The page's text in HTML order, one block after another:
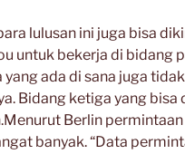
lulusan ini juga bisa
untuk bekerja di bidang
yang ada di sana juga
Bidang ketiga yang bisa
Berlin
banyak. “Data